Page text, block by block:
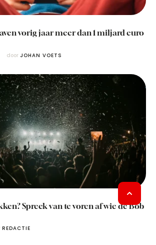
vorig jaar meer dan 1 miljard euro
door JOHAN VOETS
Spreek van te voren af wie de Bob
REDACTIE